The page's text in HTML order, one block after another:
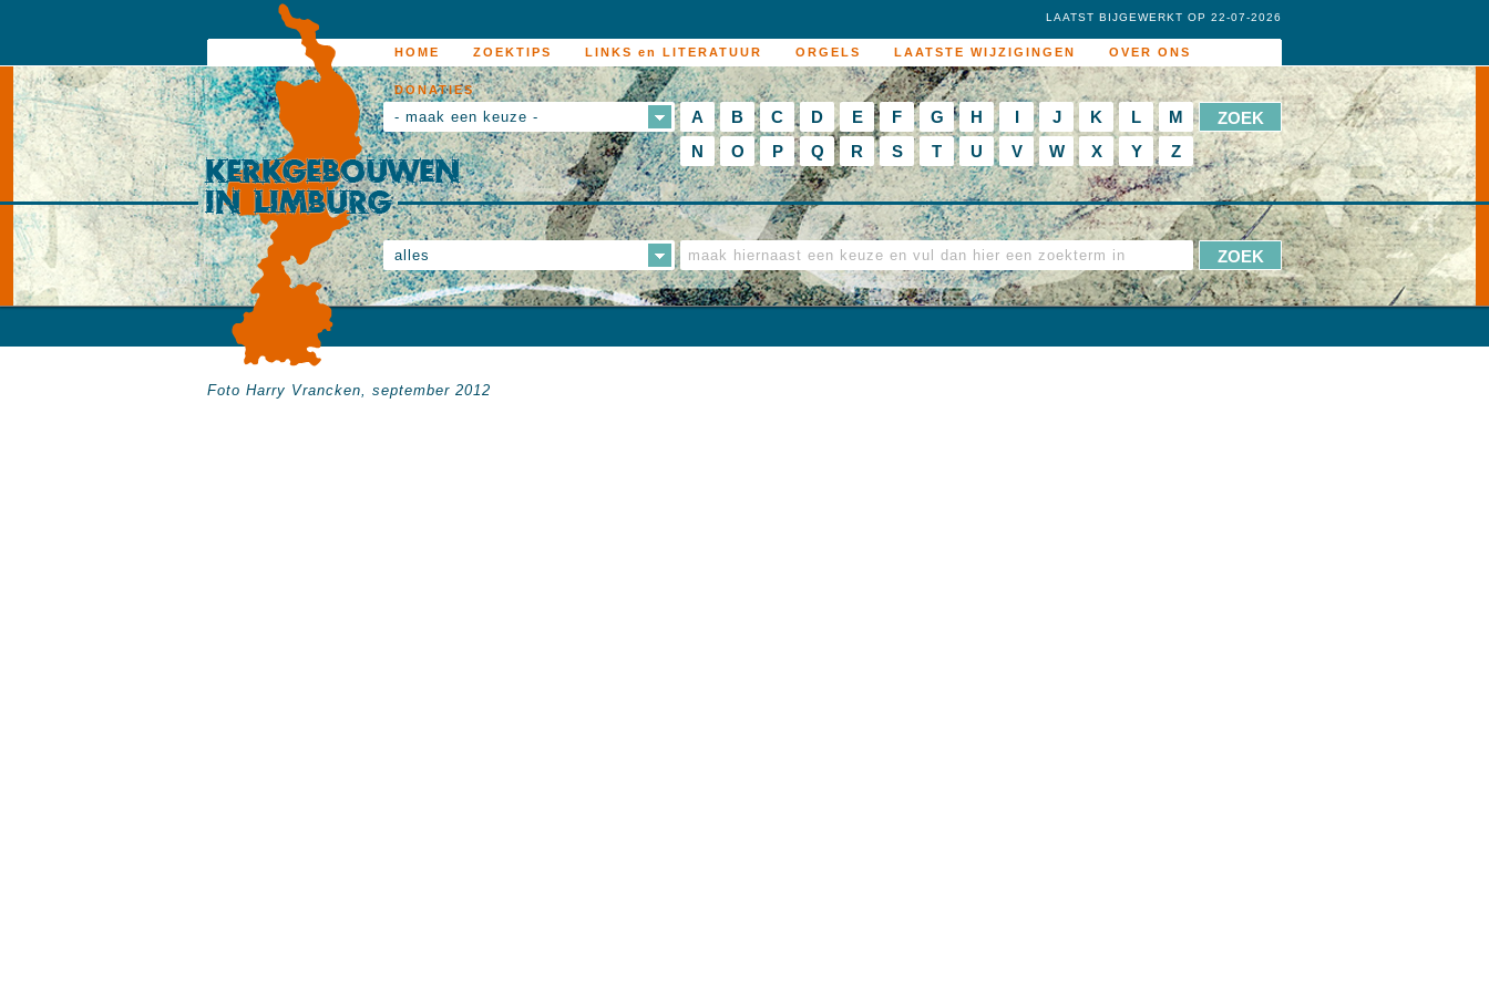
HOME ZOEKTIPS LINKS en LITERATUUR ORGELS LAATSTE WIJZIGINGEN OVER ONS
DONATIES
LAATST BIJGEWERKT OP 22-07-2026
- maak een keuze - A B C D E F G H I J K L
M
N
O P Q R S T U V W X Y Z
alles
Foto Harry Vrancken, september 2012